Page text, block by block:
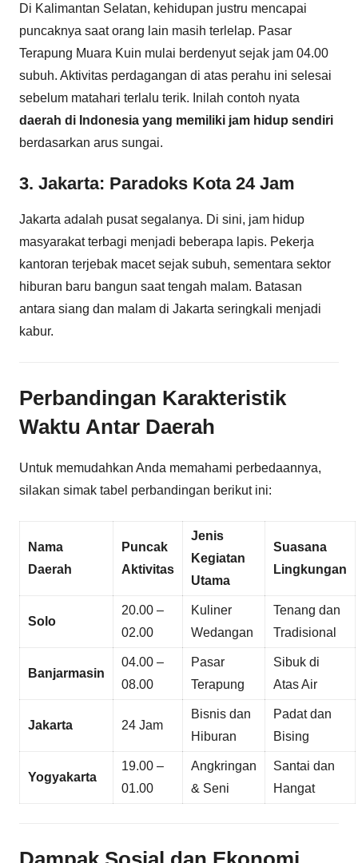
Di Kalimantan Selatan, kehidupan justru mencapai
puncaknya saat orang lain masih terlelap. Pasar
Terapung Muara Kuin mulai berdenyut sejak jam 04.00
subuh. Aktivitas perdagangan di atas perahu ini selesai
sebelum matahari terlalu terik. Inilah contoh nyata
daerah di Indonesia yang memiliki jam hidup sendiri
berdasarkan arus sungai.
3. Jakarta: Paradoks Kota 24 Jam
Jakarta adalah pusat segalanya. Di sini, jam hidup
masyarakat terbagi menjadi beberapa lapis. Pekerja
kantoran terjebak macet sejak subuh, sementara sektor
hiburan baru bangun saat tengah malam. Batasan
antara siang dan malam di Jakarta seringkali menjadi
kabur.
Perbandingan Karakteristik
Waktu Antar Daerah
Untuk memudahkan Anda memahami perbedaannya,
silakan simak tabel perbandingan berikut ini:
Nama
Daerah
Puncak
Aktivitas
Jenis
Kegiatan
Utama
Suasana
Lingkungan
Solo
20.00 –
02.00
Kuliner
Wedangan
Tenang dan
Tradisional
Banjarmasin
04.00 –
08.00
Pasar
Terapung
Sibuk di
Atas Air
Jakarta 24 Jam
Bisnis dan
Hiburan
Padat dan
Bising
Yogyakarta
19.00 –
01.00
Angkringan
& Seni
Santai dan
Hangat